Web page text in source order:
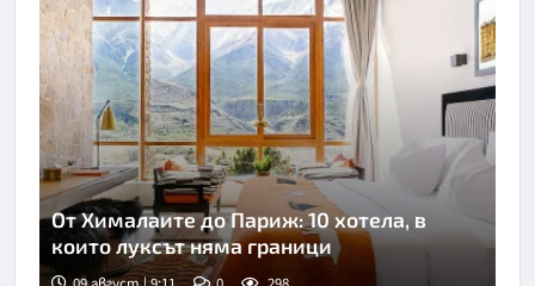
От Хималаите до Париж: 10 хотела, в
които луксът няма граници